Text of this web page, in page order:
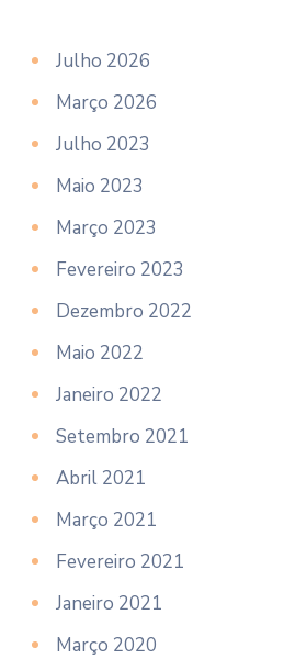
Julho 2026
Março 2026
Julho 2023
Maio 2023
Março 2023
Fevereiro 2023
Dezembro 2022
Maio 2022
Janeiro 2022
Setembro 2021
Abril 2021
Março 2021
Fevereiro 2021
Janeiro 2021
Março 2020